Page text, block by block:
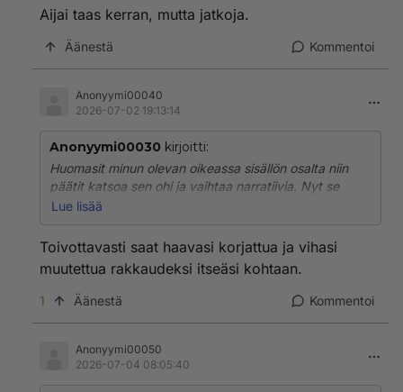
Aijai taas kerran, mutta jatkoja.
Äänestä Kommentoi
Anonyymi00040
2026-07-02 19:13:14
Anonyymi00030 kirjoitti:
Huomasit minun olevan oikeassa sisällön osalta niin
päätit katsoa sen ohi ja vaihtaa narratiivia. Nyt se
onkin "kirjoitit väärällä sävyllä". Pahoittelen, lapsi,
Lue lisää
Toivottavasti saat haavasi korjattua ja vihasi
muutettua rakkaudeksi itseäsi kohtaan.
1 Äänestä Kommentoi
Anonyymi00050
2026-07-04 08:05:40